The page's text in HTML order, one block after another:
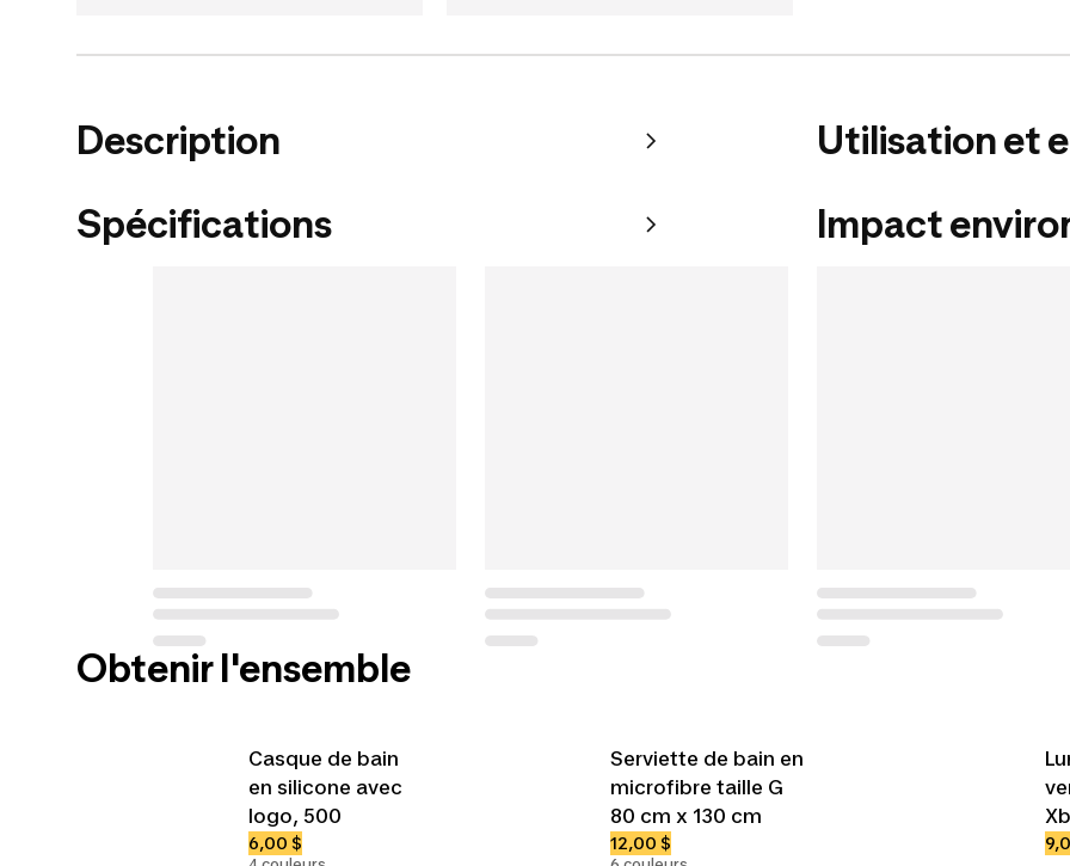
Description
Spécifications
Utilisation et
Impact
Obtenir l'ensemble
Casque de bain
en silicone avec
logo, 500
6,00 $
Serviette de bain en
microfibre taille G
80 cm x 130 cm
12,00 $